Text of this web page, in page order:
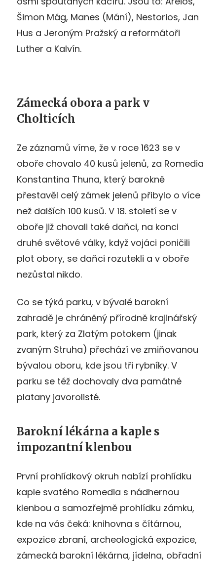
Šimon Mág, Manes (Mání), Nestorios, Jan
Hus a Jeroným Pražský a reformátoři
Luther a Kalvín.
Zámecká obora a park v
Cholticích
Ze záznamů víme, že v roce 1623 se v
oboře chovalo 40 kusů jelenů, za Romedia
Konstantina Thuna, který barokně
přestavěl celý zámek jelenů přibylo o více
než dalších 100 kusů. V 18. století se v
oboře již chovali také daňci, na konci
druhé světové války, když vojáci poničili
plot obory, se daňci rozutekli a v oboře
nezůstal nikdo.
Co se týká parku, v bývalé barokní
zahradě je chráněný přírodně krajinářský
park, který za Zlatým potokem (jinak
zvaným Struha) přechází ve zmiňovanou
bývalou oboru, kde jsou tři rybníky. V
parku se též dochovaly dva památné
platany javorolisté.
Barokní lékárna a kaple s
impozantní klenbou
První prohlídkový okruh nabízí prohlídku
kaple svatého Romedia s nádhernou
klenbou a samozřejmě prohlídku zámku,
kde na vás čeká: knihovna s čítárnou,
expozice zbraní, archeologická expozice,
zámecká barokní lékárna, jídelna, obřadní